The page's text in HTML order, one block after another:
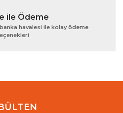
ile Ödeme
havalesi ile kolay ödeme